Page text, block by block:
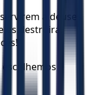
a deuses
os destruirá,
escolhemos